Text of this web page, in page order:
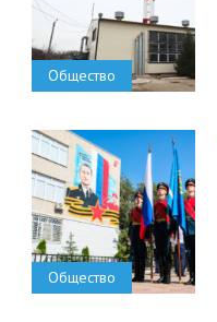
Общество
Общество